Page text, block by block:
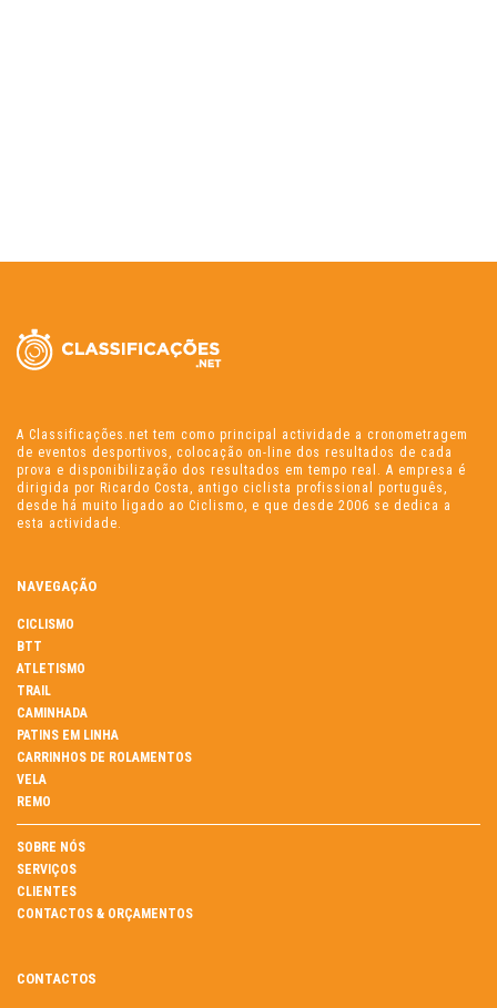
A Classificações.net tem como principal actividade a cronometragem
de eventos desportivos, colocação on-line dos resultados de cada
prova e disponibilização dos resultados em tempo real. A empresa é
dirigida por Ricardo Costa, antigo ciclista profissional português,
desde há muito ligado ao Ciclismo, e que desde 2006 se dedica a
esta actividade.
NAVEGAÇÃO
CICLISMO
BTT
ATLETISMO
TRAIL
CAMINHADA
PATINS EM LINHA
CARRINHOS DE ROLAMENTOS
VELA
REMO
SOBRE NÓS
SERVIÇOS
CLIENTES
CONTACTOS & ORÇAMENTOS
CONTACTOS